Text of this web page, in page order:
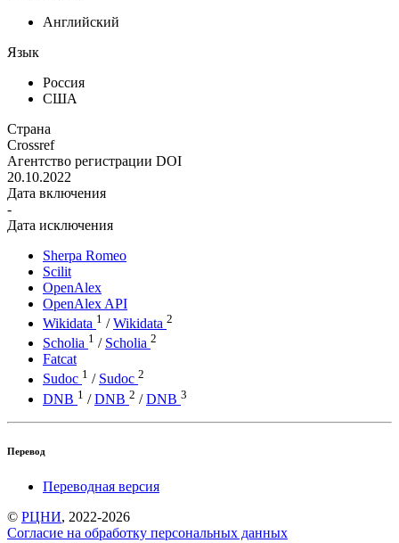
Английский
Язык
Россия
США
Страна
Crossref
Агентство регистрации DOI
20.10.2022
Дата включения
-
Дата исключения
Sherpa Romeo
Scilit
OpenAlex
OpenAlex API
Wikidata 1 / Wikidata 2
Scholia 1 / Scholia 2
Fatcat
Sudoc 1 / Sudoc 2
DNB 1 / DNB 2 / DNB 3
Перевод
Переводная версия
© РЦНИ, 2022-2026
Согласие на обработку персональных данных